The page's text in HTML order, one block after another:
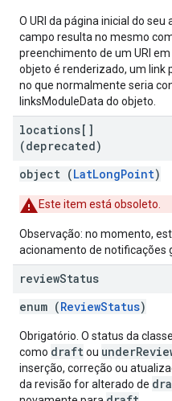
O URI da página inicial do
campo resulta no mesmo
preenchimento de um URI
objeto é renderizado, um link
no que normalmente seria
linksModuleData do objeto.
locations[]
(deprecated)
object (LatLongPoint)
Este item está obsoleto.
Observação: no momento,
acionamento de notificações
reviewStatus
enum (ReviewStatus)
Obrigatório. O status da
como draftou
inserção, correção ou
da revisão for alterado de